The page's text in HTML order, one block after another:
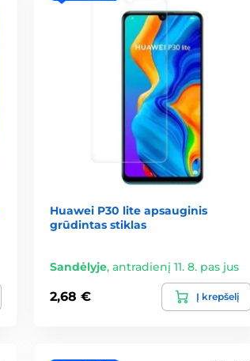
Huawei P30 lite apsauginis
grūdintas stiklas
Sandėlyje, antradienį 11. 8. pas jus
2,68 € Į krepšelį